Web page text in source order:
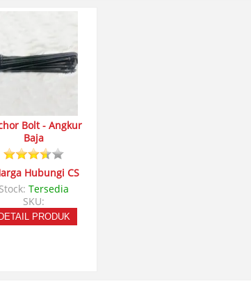
Bolt - Angkur
Baja
Hubungi CS
Stock:Tersedia
SKU:
PRODUK